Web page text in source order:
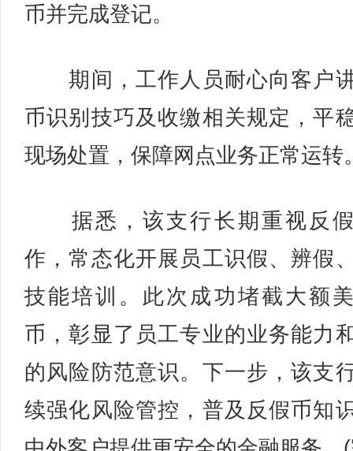
币并完成登记。
期间，工作人员耐心向客户
币识别技巧及收缴相关规定，平
现场处置，保障网点业务正常运转
据悉，该支行长期重视反
作，常态化开展员工识假、辨假
技能培训。此次成功堵截大额
币，彰显了员工专业的业务能力
的风险防范意识。下一步，该支
续强化风险管控，普及反假币知